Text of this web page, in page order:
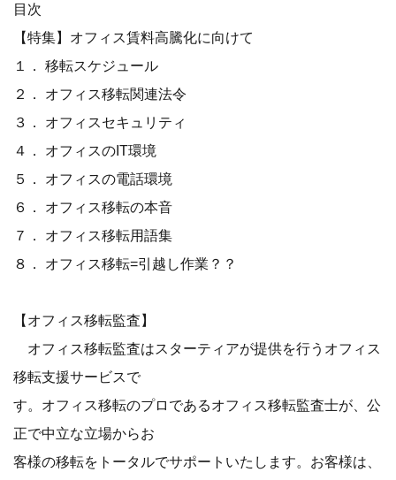
目次
【特集】オフィス賃料高騰化に向けて
１． 移転スケジュール
２． オフィス移転関連法令
３． オフィスセキュリティ
４． オフィスのIT環境
５． オフィスの電話環境
６． オフィス移転の本音
７． オフィス移転用語集
８． オフィス移転=引越し作業？？
【オフィス移転監査】
オフィス移転監査はスターティアが提供を行うオフィス
移転支援サービスで
す。オフィス移転のプロであるオフィス移転監査士が、公
正で中立な立場からお
客様の移転をトータルでサポートいたします。お客様は、